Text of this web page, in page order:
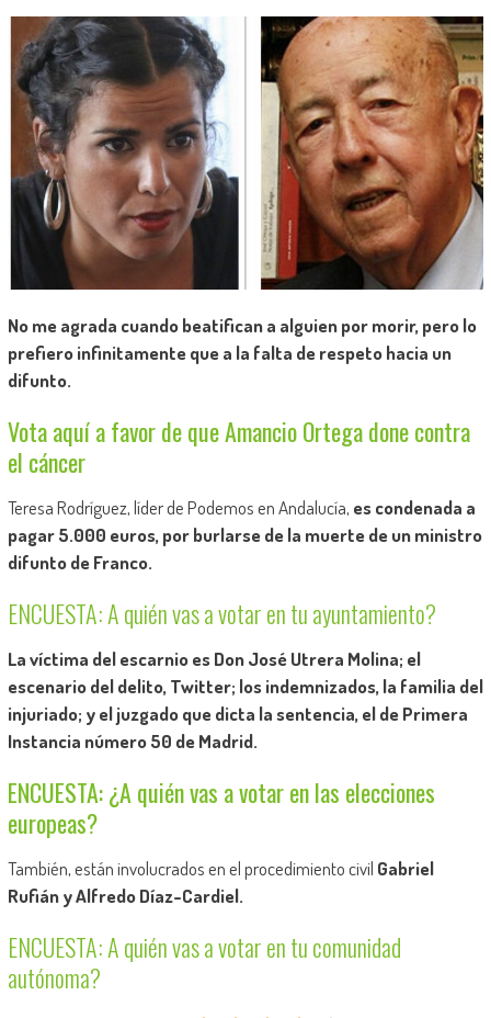
No me agrada cuando beatifican a alguien por morir, pero lo
prefiero infinitamente que a la falta de respeto hacia un
difunto.
Vota aquí a favor de que Amancio Ortega done contra
el cáncer
Teresa Rodríguez, líder de Podemos en Andalucía, es condenada a
pagar 5.000 euros, por burlarse de la muerte de un ministro
difunto de Franco.
ENCUESTA: A quién vas a votar en tu ayuntamiento?
La víctima del escarnio es Don José Utrera Molina; el
escenario del delito, Twitter; los indemnizados, la familia del
injuriado; y el juzgado que dicta la sentencia, el de Primera
Instancia número 50 de Madrid.
ENCUESTA: ¿A quién vas a votar en las elecciones
europeas?
También, están involucrados en el procedimiento civil Gabriel
Rufián y Alfredo Díaz-Cardiel.
ENCUESTA: A quién vas a votar en tu comunidad
autónoma?